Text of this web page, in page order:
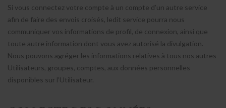
Si vous connectez votre compte à un compte d’un autre service
afin de faire des envois croisés, ledit service pourra nous
communiquer vos informations de profil, de connexion, ainsi que
toute autre information dont vous avez autorisé la divulgation.
Nous pouvons agréger les informations relatives à tous nos autres
Utilisateurs, groupes, comptes, aux données personnelles
disponibles sur l’Utilisateur.